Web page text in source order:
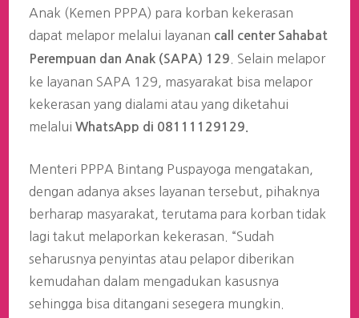
Anak (Kemen PPPA) para korban kekerasan
dapat melapor melalui layanan call center Sahabat
Perempuan dan Anak (SAPA) 129
. Selain melapor
ke layanan SAPA 129, masyarakat bisa melapor
kekerasan yang dialami atau yang diketahui
melaluiWhatsApp di 08111129129.
Menteri PPPA Bintang Puspayoga mengatakan,
dengan adanya akses layanan tersebut, pihaknya
berharap masyarakat, terutama para korban tidak
lagi takut melaporkan kekerasan. “Sudah
seharusnya penyintas atau pelapor diberikan
kemudahan dalam mengadukan kasusnya
sehingga bisa ditangani sesegera mungkin.